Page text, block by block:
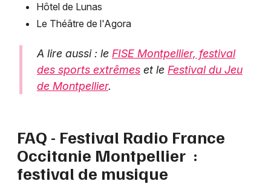
Hôtel de Lunas
Le Théâtre de l'Agora
A lire aussi : le FISE Montpellier, festival
des sports extrêmes et le Festival du Jeu
de Montpellier.
FAQ - Festival Radio France
Occitanie Montpellier :
festival de musique